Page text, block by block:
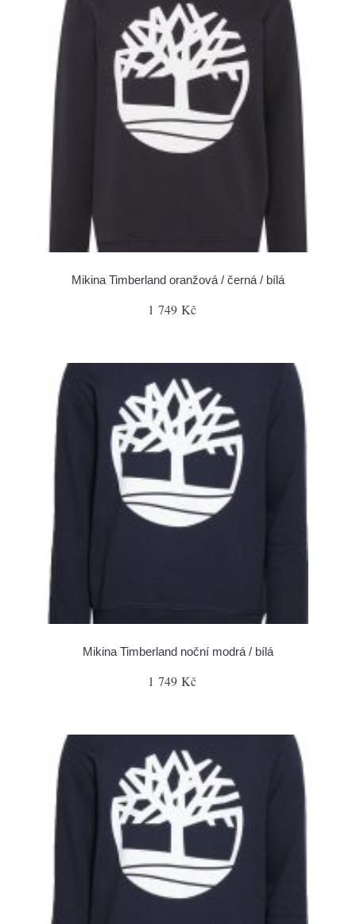
Mikina Timberland oranžová / černá / bílá
1 749 Kč
Mikina Timberland noční modrá / bílá
1 749 Kč